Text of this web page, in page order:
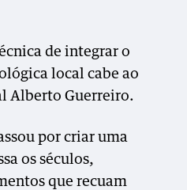
de integrar o
local cabe ao
Alberto Guerreiro.
por criar uma
os séculos,
que recuam